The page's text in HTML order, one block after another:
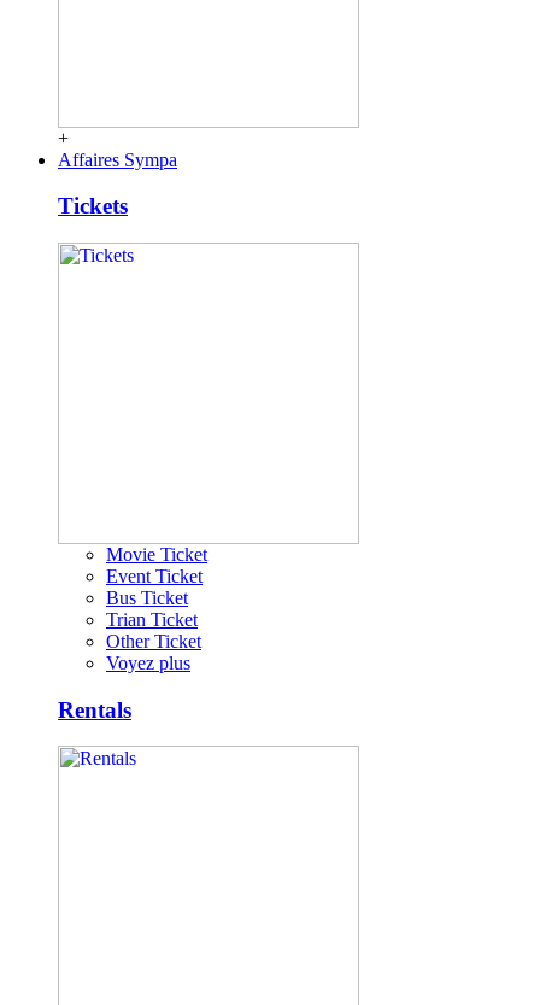
+
Affaires Sympa
Tickets
Movie Ticket
Event Ticket
Bus Ticket
Trian Ticket
Other Ticket
Voyez plus
Rentals